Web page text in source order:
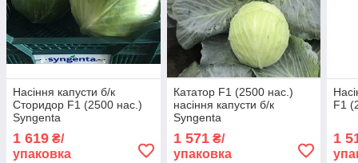
Насіння капусти б/к
Сторидор F1 (2500 нас.)
Syngenta
1 619 ₴/
упаковка
Кататор F1 (2500 нас.)
насіння капусти б/к
Syngenta
1 571₴/
упаковка
F1
1